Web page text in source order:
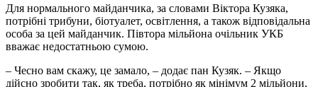
Для нормального майданчика, за словами Віктора Кузяка,
потрібні трибуни, біотуалет, освітлення, а також відповідальна
особа за цей майданчик. Півтора мільйона очільник УКБ
вважає недостатньою сумою.
– Чесно вам скажу, це замало, – додає пан Кузяк. – Якщо
дійсно зробити так, як треба, потрібно як мінімум 2 мільйони,